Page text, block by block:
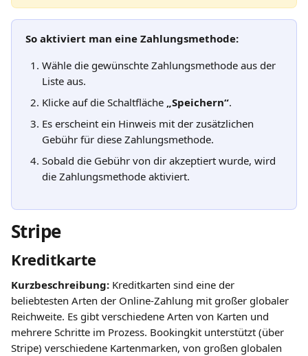
So aktiviert man eine Zahlungsmethode:
Wähle die gewünschte Zahlungsmethode aus der
Liste aus.
Klicke auf die Schaltfläche „Speichern“.
Es erscheint ein Hinweis mit der zusätzlichen
Gebühr für diese Zahlungsmethode.
Sobald die Gebühr von dir akzeptiert wurde, wird
die Zahlungsmethode aktiviert.
Stripe
Kreditkarte
Kurzbeschreibung: Kreditkarten sind eine der
beliebtesten Arten der Online-Zahlung mit großer globaler
Reichweite. Es gibt verschiedene Arten von Karten und
mehrere Schritte im Prozess. Bookingkit unterstützt (über
Stripe) verschiedene Kartenmarken, von großen globalen